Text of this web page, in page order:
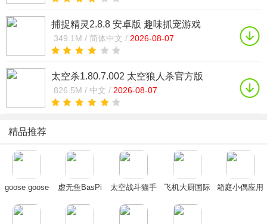
捕捉精灵2.8.8 安卓版 趣味抓宠游戏
349.1M / 简体中文 / 2026-08-07
太空杀1.80.7.002 太空狼人杀官方版
826.5M / 中文 / 2026-08-07
精品推荐
goose goose
方下载2024最
虚无鱼BasPi
版
太空战斗猫手
最新版(Space
飞机大厨国际
2025官方最新
箱庭小偶应用